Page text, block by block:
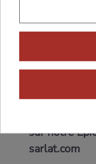
2
Valisette en
Féerie
sur notre
sarlat.com